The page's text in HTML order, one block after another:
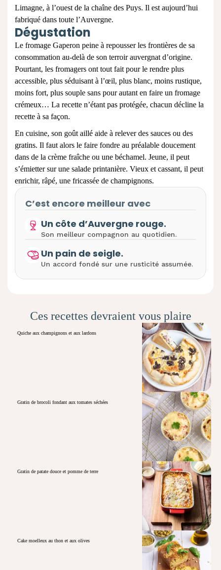
Limagne, à l’ouest de la chaîne des Puys. Il est aujourd’hui
fabriqué dans toute l’Auvergne.
Dégustation
Le fromage Gaperon peine à repousser les frontières de sa
consommation au-delà de son terroir auvergnat d’origine.
Pourtant, les fromagers ont tout fait pour le rendre plus
accessible, plus séduisant à l’œil, plus blanc, moins rustique,
moins fort, plus souple sans pour autant en faire un fromage
crémeux… La recette n’étant pas protégée, chacun décline la
recette à sa façon.
En cuisine, son goût aillé aide à relever des sauces ou des
gratins. Il faut alors le faire fondre au préalable doucement
dans de la crème fraîche ou une béchamel. Jeune, il peut
s’émietter sur une salade printanière. Vieux et cassant, il peut
enrichir, râpé, une fricassée de champignons.
C’est encore meilleur avec
Un côte d’Auvergne rouge.
Son meilleur compagnon au quotidien.
Un pain de seigle.
Un accord fondé sur une rusticité assumée.
Ces recettes devraient vous plaire
Quiche aux champignons et aux lardons
Gratin de brocoli fondant aux tomates séchées
Gratin de patate douce et pomme de terre
Cake moelleux au thon et aux olives